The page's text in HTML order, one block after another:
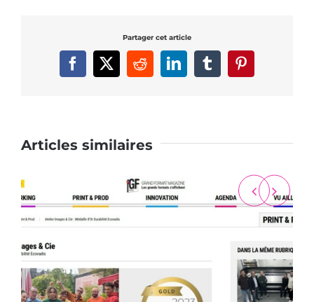
Partager cet article
Facebook
X RedditLinkedInTumblrPinterest
Articles similaires